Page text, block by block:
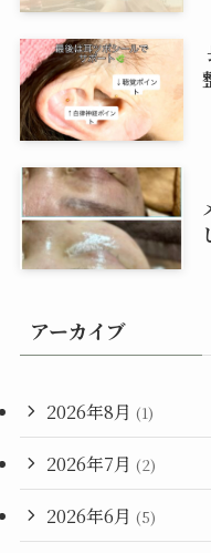
アーカイブ
2026年8月 (1)
2026年7月 (2)
2026年6月 (5)